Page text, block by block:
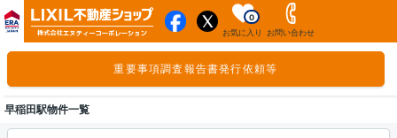
お気に入り
0
お問い合わせ
重要事項調査報告書発行依頼等
早稲田駅物件一覧